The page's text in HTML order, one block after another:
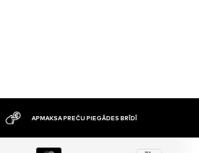
APMAKSA PREČU PIEGĀDES BRĪDĪ